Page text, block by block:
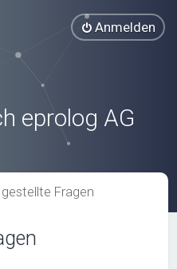
Anmelden
eprolog AG
Fragen